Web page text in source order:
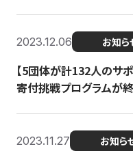
2023.12.06 お知ら
【5団体が計132人のサ
寄付挑戦プログラムが
2023.11.27 お知ら